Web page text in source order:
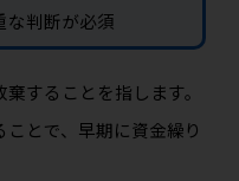
な判断が必須
することを指します。
とで、早期に資金繰り